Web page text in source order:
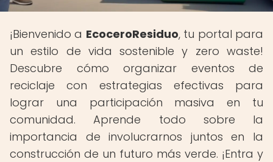
¡Bienvenido a EcoceroResiduo, tu portal para
un estilo de vida sostenible y zero waste!
Descubre cómo organizar eventos de
reciclaje con estrategias efectivas para
lograr una participación masiva en tu
comunidad. Aprende todo sobre la
importancia de involucrarnos juntos en la
construcción de un futuro más verde. ¡Entra y